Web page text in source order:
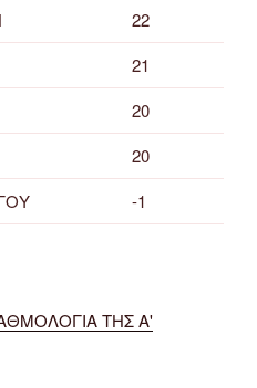
22
21
20
20
-1
ΤΗΣ Α'